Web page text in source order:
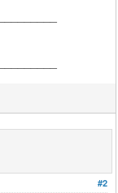
#2